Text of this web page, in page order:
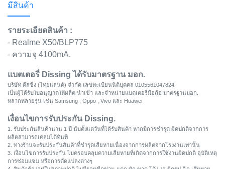
มีสินค้า
รายระเอียดสินค้า :
- Realme X50/BLP775
- ความจุ 4100mA.
แบตเตอรี่ Dissing ได้รับมาตรฐาน มอก.
บริษัท ดีสซิ่ง (ไทยแลนด์) จำกัด เลขทะเบียนนิติบุคคล 0105561047824
เป็นผู้ได้รับใบอนุญาตให้ผลิต นำเข้า และจำหน่ายแบตเตอรี่มือถือ มาตรฐานมอก.
หลากหลายรุ่น เช่น Samsung , Oppo , Vivo และ Huawei
เงื่อนไขการรับประกัน Dissing.
1. รับประกันสินค้านาน 1 ปี นับตั้งแต่วันที่ได้รับสินค้า หากมีการชำรุด ผิดปกติจากการ
ผลิตสามารถเคลมได้ทันที
2. ทางร้านจะรับประกันสินค้าที่ชำรุดเสียหายเนื่องจากการผลิตจากโรงงานเท่านั้น
3. เงื่อนไขการรับประกัน ไม่ครอบคลุมความเสียหายที่เกิดจากการใช้งานผิดปกติ อุบัติเหตุ
การซ่อมแซม หรือการดัดแปลงต่างๆ